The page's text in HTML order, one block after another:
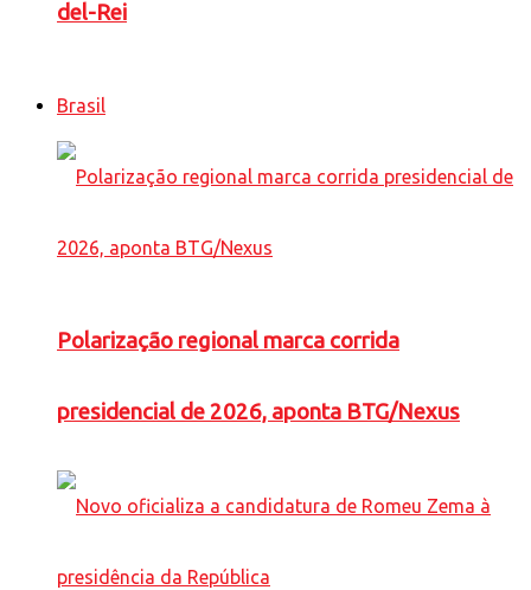
del-Rei
Brasil
Polarização regional marca corrida
presidencial de 2026, aponta BTG/Nexus